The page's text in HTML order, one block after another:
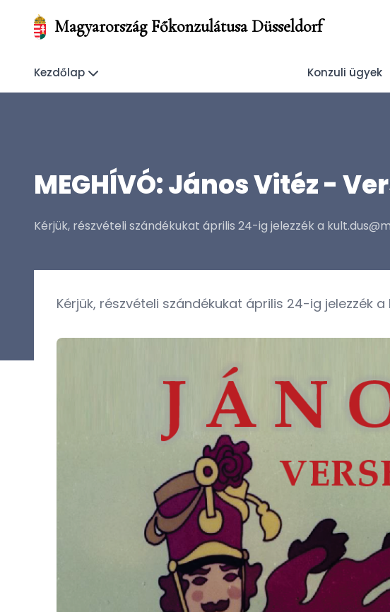
Magyarország Főkonzulátusa Düsseldorf
Kezdőlap Konzuli ügyek
MEGHÍVÓ: János Vitéz -
Kérjük, részvételi szándékukat április 24-ig jelezzék a
Kérjük, részvételi szándékukat április 24-ig jelezzék a